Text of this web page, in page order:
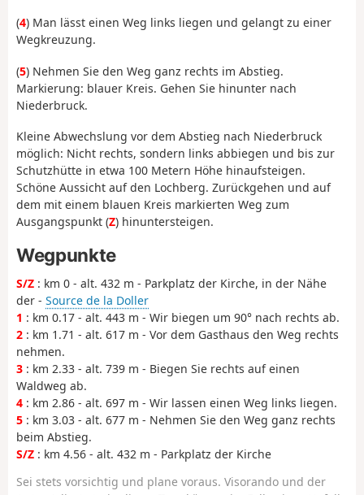
(4) Man lässt einen Weg links liegen und gelangt zu einer
Wegkreuzung.
(5) Nehmen Sie den Weg ganz rechts im Abstieg.
Markierung: blauer Kreis. Gehen Sie hinunter nach
Niederbruck.
Kleine Abwechslung vor dem Abstieg nach Niederbruck
möglich: Nicht rechts, sondern links abbiegen und bis zur
Schutzhütte in etwa 100 Metern Höhe hinaufsteigen.
Schöne Aussicht auf den Lochberg. Zurückgehen und auf
dem mit einem blauen Kreis markierten Weg zum
Ausgangspunkt (Z) hinuntersteigen.
Wegpunkte
S/Z : km 0 - alt. 432 m - Parkplatz der Kirche, in der Nähe
der - Source de la Doller
1 : km 0.17 - alt. 443 m - Wir biegen um 90° nach rechts ab.
2 : km 1.71 - alt. 617 m - Vor dem Gasthaus den Weg rechts
nehmen.
3 : km 2.33 - alt. 739 m - Biegen Sie rechts auf einen
Waldweg ab.
4 : km 2.86 - alt. 697 m - Wir lassen einen Weg links liegen.
5 : km 3.03 - alt. 677 m - Nehmen Sie den Weg ganz rechts
beim Abstieg.
S/Z : km 4.56 - alt. 432 m - Parkplatz der Kirche
Sei stets vorsichtig und plane voraus. Visorando und der